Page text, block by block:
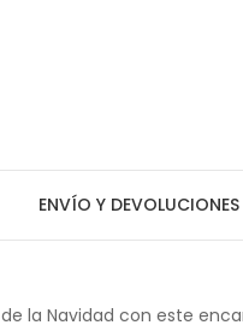
ENVÍO Y DEVOLUCIONES
la Navidad con este